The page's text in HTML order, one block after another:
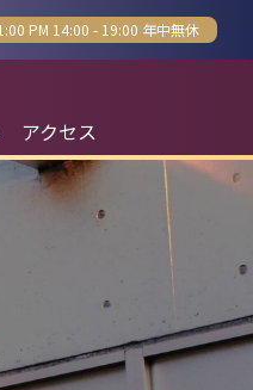
PM 14:00 - 19:00 年中無休
アクセス